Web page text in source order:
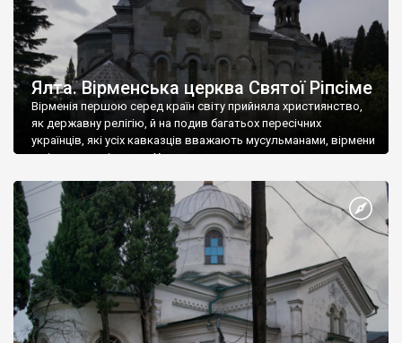
Ялта. Вірменська церква Святої Ріпсіме
Вірменія першою серед країн світу прийняла християнство,
як державну релігію, й на подив багатьох пересічних
українців, які усіх кавказців вважають мусульманами, вірмени
є відданими вірянами Христа